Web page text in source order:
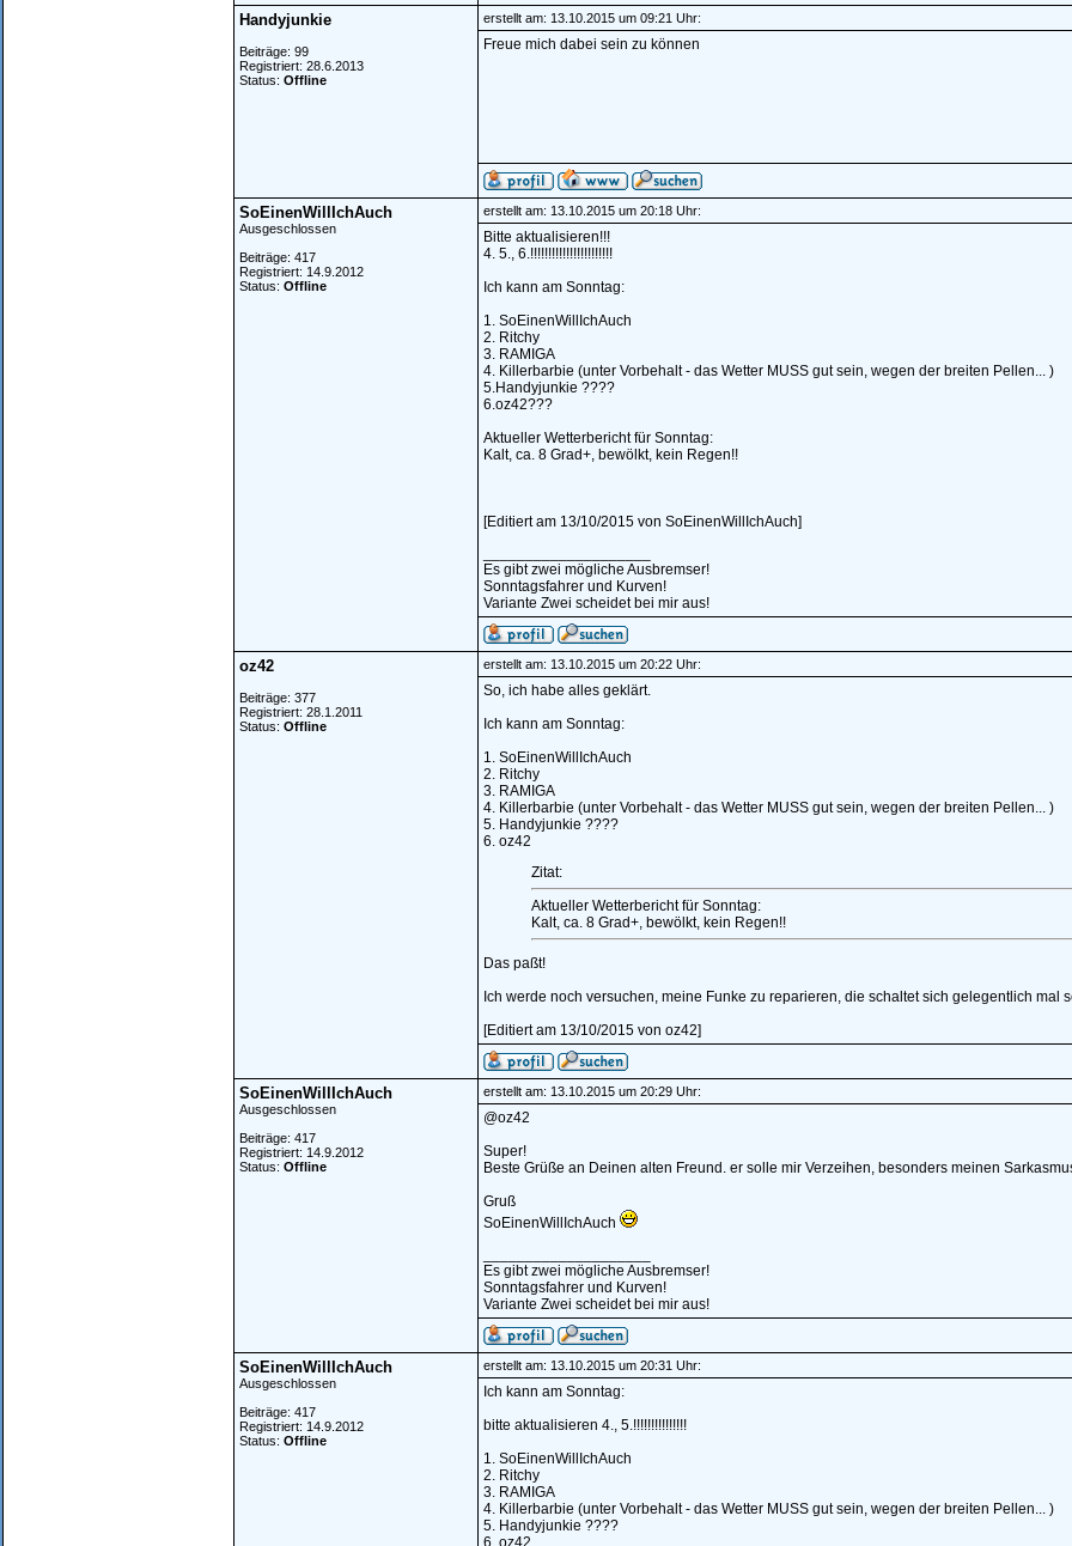
Handyjunkie
Beiträge: 99
Registriert: 28.6.2013
Status: Offline
erstellt am: 13.10.2015 um 09:21 Uhr:
Freue mich dabei sein zu können
SoEinenWillIchAuch
Ausgeschlossen
Beiträge: 417
Registriert: 14.9.2012
Status: Offline
erstellt am: 13.10.2015 um 20:18 Uhr:
Bitte aktualisieren!!!
4. 5., 6.!!!!!!!!!!!!!!!!!!!!!!!
Ich kann am Sonntag:
1. SoEinenWillIchAuch
2. Ritchy
3. RAMIGA
4. Killerbarbie (unter Vorbehalt - das Wetter MUSS gut sein, wegen der breiten Pellen... )
5.Handyjunkie ????
6.oz42???
Aktueller Wetterbericht für Sonntag:
Kalt, ca. 8 Grad+, bewölkt, kein Regen!!
[Editiert am 13/10/2015 von SoEinenWillIchAuch]
Es gibt zwei mögliche Ausbremser!
Sonntagsfahrer und Kurven!
Variante Zwei scheidet bei mir aus!
oz42
Beiträge: 377
Registriert: 28.1.2011
Status: Offline
erstellt am: 13.10.2015 um 20:22 Uhr:
So, ich habe alles geklärt.
Ich kann am Sonntag:
1. SoEinenWillIchAuch
2. Ritchy
3. RAMIGA
4. Killerbarbie (unter Vorbehalt - das Wetter MUSS gut sein, wegen der breiten Pellen... )
5. Handyjunkie ????
6. oz42
Zitat:
Aktueller Wetterbericht für Sonntag:
Kalt, ca. 8 Grad+, bewölkt, kein Regen!!
Das paßt!
Ich werde noch versuchen, meine Funke zu reparieren, die schaltet sich gelegentlich
[Editiert am 13/10/2015 von oz42]
SoEinenWillIchAuch
Ausgeschlossen
Beiträge: 417
Registriert: 14.9.2012
Status: Offline
erstellt am: 13.10.2015 um 20:29 Uhr:
@oz42
Super!
Beste Grüße an Deinen alten Freund. er solle mir Verzeihen, besonders meinen
Gruß
SoEinenWillIchAuch
Es gibt zwei mögliche Ausbremser!
Sonntagsfahrer und Kurven!
Variante Zwei scheidet bei mir aus!
SoEinenWillIchAuch
Ausgeschlossen
Beiträge: 417
Registriert: 14.9.2012
Status: Offline
erstellt am: 13.10.2015 um 20:31 Uhr:
Ich kann am Sonntag:
bitte aktualisieren 4., 5.!!!!!!!!!!!!!!!
1. SoEinenWillIchAuch
2. Ritchy
3. RAMIGA
4. Killerbarbie (unter Vorbehalt - das Wetter MUSS gut sein, wegen der breiten Pellen... )
5. Handyjunkie ????
6. oz42